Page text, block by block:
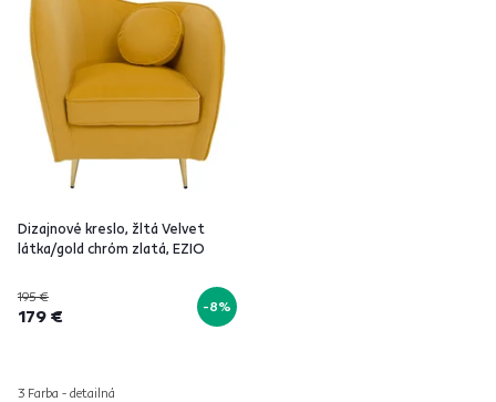
Dizajnové kreslo, žltá Velvet
látka/gold chróm zlatá, EZIO
195 €
179 € -8%
3 Farba - detailná